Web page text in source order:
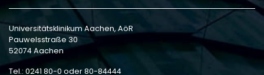
Universitätsklinikum Aachen, AöR
Pauwelsstraße 30
52074 Aachen
Tel.: 0241 80-0 oder 80-84444